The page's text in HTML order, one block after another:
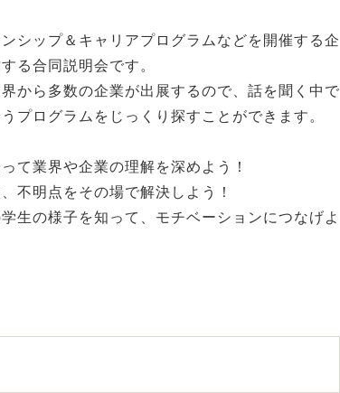
シップ＆キャリアプログラムなどを開催する企
る合同説明会です。
から多数の企業が出展するので、話を聞く中で
プログラムをじっくり探すことができます。
って業界や企業の理解を深めよう！
、不明点をその場で解決しよう！
学生の様子を知って、モチベーションにつなげよ